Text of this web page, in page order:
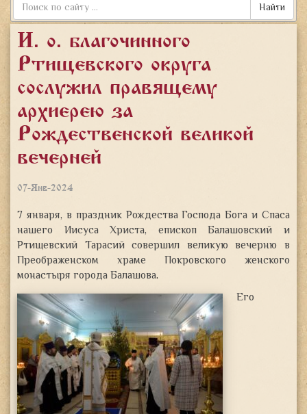
Найти
И. о. благочинного
Ртищевского округа
сослужил правящему
архиерею за
Рождественской великой
вечерней
07-Янв-2024
7 января, в праздник Рождества Господа Бога и Спаса
нашего Иисуса Христа, епископ Балашовский и
Ртищевский Тарасий совершил великую вечерню в
Преображенском храме Покровского женского
монастыря города Балашова.
Его